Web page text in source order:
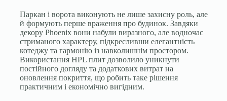
Паркан і ворота виконують не лише захисну роль, але
й формують перше враження про будинок. Завдяки
декору Phoenix вони набули виразного, але водночас
стриманого характеру, підкресливши елегантність
котеджу та гармонію із навколишнім простором.
Використання HPL плит дозволило уникнути
постійного догляду та додаткових витрат на
оновлення покриття, що робить таке рішення
практичним і економічно вигідним.